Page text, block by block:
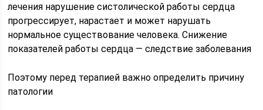
лечения нарушение систолической работы сердца
прогрессирует, нарастает и может нарушать
нормальное существование человека. Снижение
показателей работы сердца — следствие заболевания
Поэтому перед терапией важно определить причину
патологии